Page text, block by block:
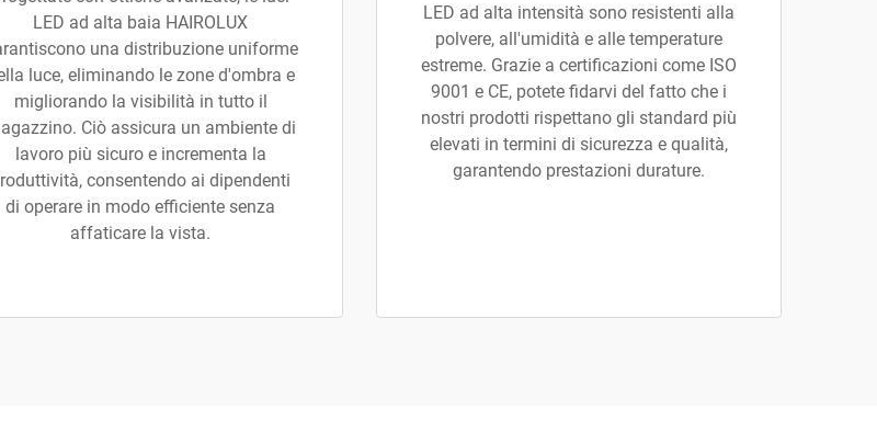
LED ad alta baia HAIROLUX
una distribuzione uniforme
luce, eliminando le zone d'ombra e
migliorando la visibilità in tutto il
Ciò assicura un ambiente di
lavoro più sicuro e incrementa la
consentendo ai dipendenti
di operare in modo efficiente senza
affaticare la vista.
LED ad alta intensità sono resistenti alla
polvere, all'umidità e alle temperature
estreme. Grazie a certificazioni come ISO
9001 e CE, potete fidarvi del fatto che i
nostri prodotti rispettano gli standard più
elevati in termini di sicurezza e qualità,
garantendo prestazioni durature.